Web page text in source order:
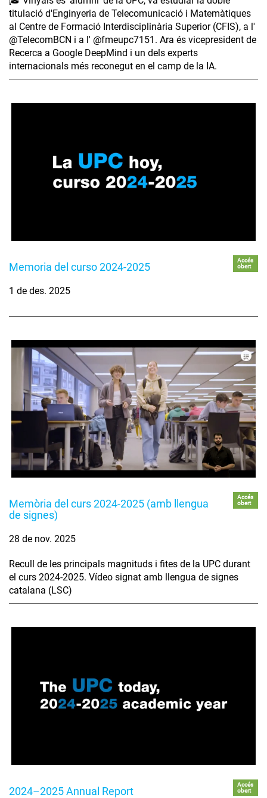
titulació d'Enginyeria de Telecomunicació i Matemàtiques
al Centre de Formació Interdisciplinària Superior (CFIS), a l'
‪@TelecomBCN‬ i a l' ‪@fmeupc7151‬. Ara és vicepresident de
Recerca a Google DeepMind i un dels experts
internacionals més reconegut en el camp de la IA.
Memoria del curso 2024-2025
Accés
obert
1 de des. 2025
Memòria del curs 2024-2025 (amb llengua
de signes)
Accés
obert
28 de nov. 2025
Recull de les principals magnituds i fites de la UPC durant
el curs 2024-2025. Vídeo signat amb llengua de signes
catalana (LSC)
2024–2025 Annual Report
Accés
obert